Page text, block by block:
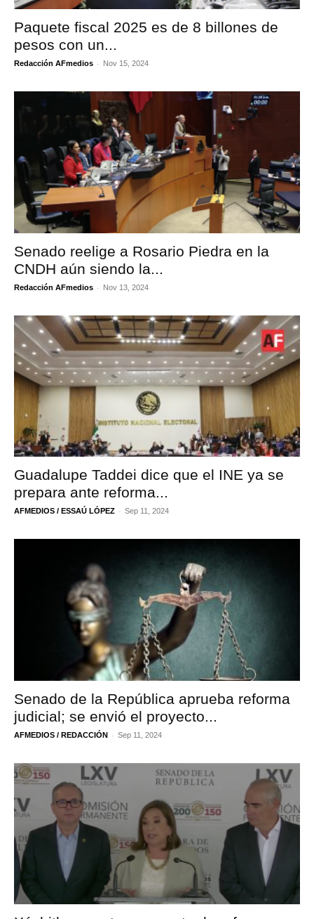
Paquete fiscal 2025 es de 8 billones de
pesos con un...
Redacción AFmedios - Nov 15, 2024
Senado reelige a Rosario Piedra en la
CNDH aún siendo la...
Redacción AFmedios - Nov 13, 2024
Guadalupe Taddei dice que el INE ya se
prepara ante reforma...
AFMEDIOS / ESSAÚ LÓPEZ - Sep 11, 2024
Senado de la República aprueba reforma
judicial; se envió el proyecto...
AFMEDIOS / REDACCIÓN - Sep 11, 2024